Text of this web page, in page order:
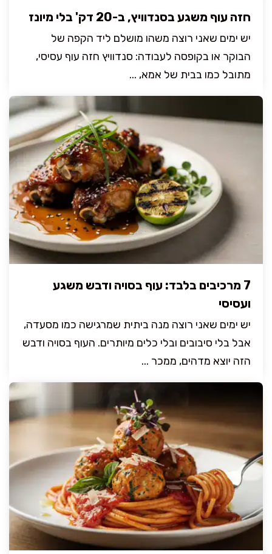
חזה עוף משגע בסנדוויץ, ב-20 דק' בלי מיונז
יש ימים שאני רוצה משהו מושלם ליד הקפה של
הבוקר או בקופסה לעבודה: סנדוויץ חזה עוף עסיסי,
מתובל כמו בבית של אמא, ...
7 מרכיבים בלבד: עוף בסויה ודבש משגע
ועסיסי
יש ימים שאני רוצה מנה ביתית שמרגישה כמו מסעדה,
אבל בלי סיבובים ובלי כלים מיותרים. העוף בסויה ודבש
הזה יוצא מדהים, ממכר ...